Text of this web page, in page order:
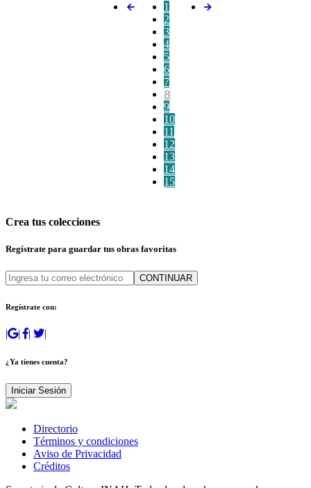
1
2
3
4
5
6
7
8
9
10
11
12
13
14
15
Crea tus colecciones
Regístrate para guardar tus obras favoritas
CONTINUAR
Regístrate con:
|
¿Ya tienes cuenta?
Iniciar Sesión
Directorio
Términos y condiciones
Aviso de Privacidad
Créditos